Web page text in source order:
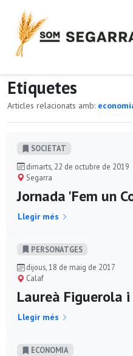
Etiquetes
Articles relacionats amb:
SOCIETAT
dimarts, 22 de octubre de 2019
Segarra
Jornada 'Fem un
Llegir més
PERSONATGES
dijous, 18 de maig de 2017
Calaf
Laureà Figuerola
Llegir més
ECONOMIA